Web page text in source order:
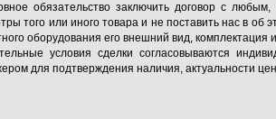
обязательство заключить договор с
того или иного товара и не поставить нас в об
оборудования его внешний вид,
условия сделки согласовываются
для подтверждения наличия, актуальности